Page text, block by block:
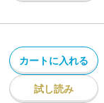
カートに入れる
試し読み